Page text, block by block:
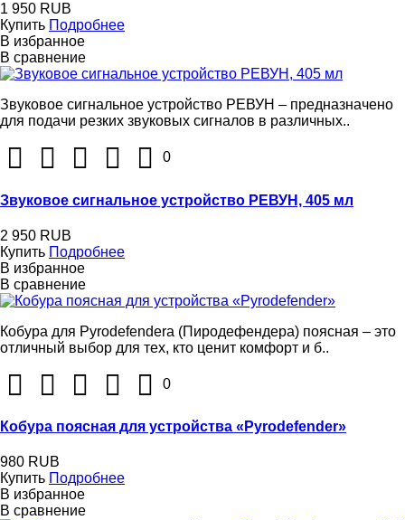
1 950 RUB
Купить Подробнее
В избранное
В сравнение
Звуковое сигнальное устройство РЕВУН – предназначено
для подачи резких звуковых сигналов в различных..
0
Звуковое сигнальное устройство РЕВУН, 405 мл
2 950 RUB
Купить Подробнее
В избранное
В сравнение
Кобура для Pyrodefendera (Пиродефендера) поясная – это
отличный выбор для тех, кто ценит комфорт и б..
0
Кобура поясная для устройства «Pyrodefender»
980 RUB
Купить Подробнее
В избранное
В сравнение